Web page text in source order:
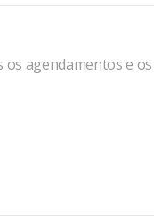
agendamentos e os